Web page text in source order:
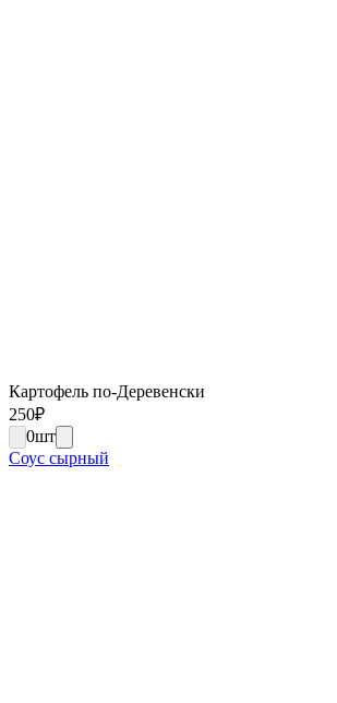
Картофель по-Деревенски
250₽
0шт
Соус сырный